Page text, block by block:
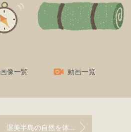
画像一覧 動画一覧
渥美半島の自然を体感しませんか？ 12月・1月の予約状況 | 渥美半島☆自然感察ガイド